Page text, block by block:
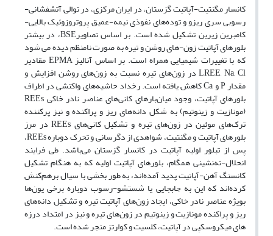
کانسار مگنتیت-آپاتیت گزستان، در ایران مرکزی، در توالی آتشفشانی-
رسوبی سری ریزو و توده‌های نفوذی نیمه-عمیق پروتروزوئیک بالایی-
کامبرین زیرین تشکیل شده است. بر اساس تصاویرBSE، در بیشتر
بلورهای آپاتیت زون-های روشن و تیره به صورت نامنظم دیده می شود
که با تغییرات شیمیایی همراه است. بر اساس آنالیز EPMA مقادیر
LREE, Na, Cl در زون‌های تیره نسبت به زون‌های روشن افزایش و
مقدار P و Ca کاهش یافته است. رخداد حاشیه‌های واکنشی در اطراف
بلورهای آپاتیت، وجود میان‌بارهای کانی‌های عناصر نادر خاکی REEs
(مونازیت و زینوتیم) به شکل دانه‌های ریز و پراکنده و نیز پرکننده
ترک‌های موئین در زون‌های تیره و تشکیل کانی‌های REEs در مرز
بلورهای آپاتیت و مگنتیت، شواهدی از دگرسانی و تحرک دوباره REEs،
پس از تبلور اولیه آپاتیت در کانسار گزستان می‌باشد. طی فرایند
انحلال-ته‌نشینی همگام، بلورهای آپاتیت اولیه که به هنگام تشکیل
کانسنگ آهن-آپاتیت پدید آمده‌اند، به طور بخشی با سیال برهم‌کنش
کرده‌اند که این به جابجایی یا شستشو-رسوب دوباره برخی یون‌ها
بویژه عناصر نادر خاکی، ایجاد زون‌های آپاتیت تیره و تشکیل دانه‌های
ریز و پراکنده مونازیت و زینوتیم در زون‌های تیره و نیز در امتداد درزه
های میکروسکپی در آپاتیت‌، کلسیت و کوارتز منجر شده است.